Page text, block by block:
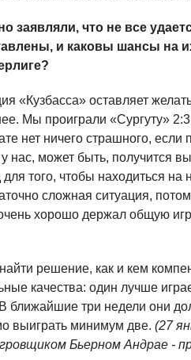
заявляли, что не все
и каковы шансы на
«Кузбасса» оставляет
Мы проиграли «Сургуту»
нет ничего страшного,
нас, может быть, получится
для того, чтобы находиться
сложная ситуация,
хорошо держал общую
решение, как и кем
качества: один лучше
ближайшие три недели они
выиграть минимум две. (27
Бьерном Андрае -